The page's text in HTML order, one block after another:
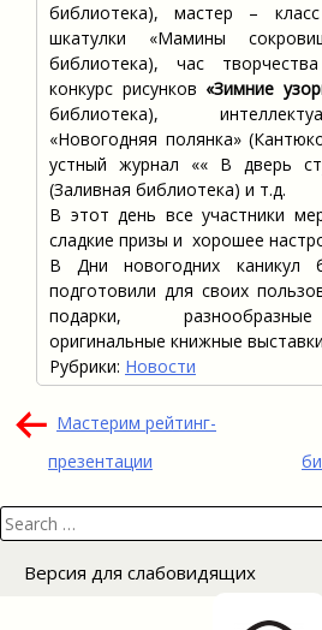
библиотека), мастер –
шкатулки «Мамины
библиотека), час
конкурс рисунков «Зимние
библиотека),
«Новогодняя полянка»
устный журнал «« В дверь
(Заливная библиотека) и т.д.
В этот день все участники
сладкие призы и хорошее
В Дни новогодних каникул
подготовили для своих
подарки,
оригинальные книжные
Рубрики: Новости
Навигация
по
Мастерим рейтинг-
презентации
Search
for:
Версия для слабовидящих